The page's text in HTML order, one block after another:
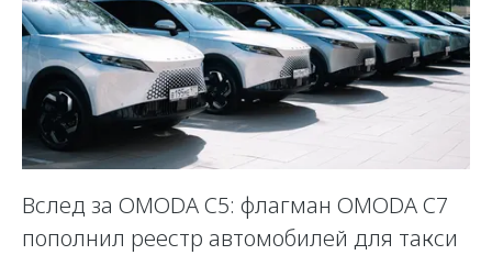
Вслед за OMODA C5: флагман OMODA C7
пополнил реестр автомобилей для такси